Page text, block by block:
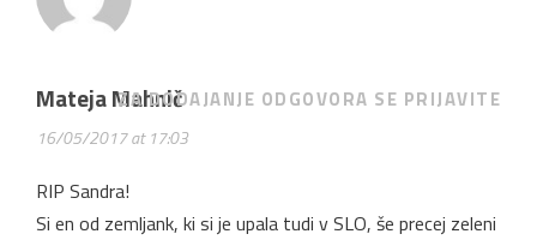
Mateja Mahnič
16/05/2017 at 17:03
ZA DODAJANJE ODGOVORA SE PRIJAVITE
RIP Sandra!
Si en od zemljank, ki si je upala tudi v SLO, še precej zeleni